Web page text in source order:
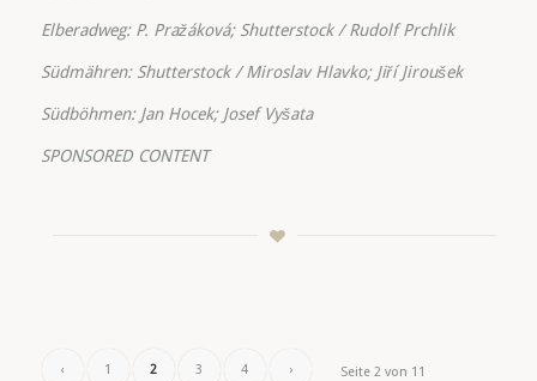
Elberadweg: P. Pražáková; Shutterstock / Rudolf Prchlik
Südmähren: Shutterstock / Miroslav Hlavko; Jiří Jiroušek
Südböhmen: Jan Hocek; Josef Vyšata
SPONSORED CONTENT
Seite 2 von 11
‹ 1 2 3 4 ›